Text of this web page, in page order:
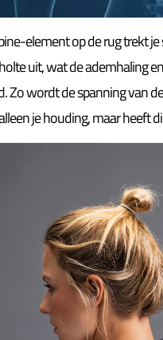
element op de rug trekt
uit, wat de ademhaling
Zo wordt de spanning van
je houding, maar heeft